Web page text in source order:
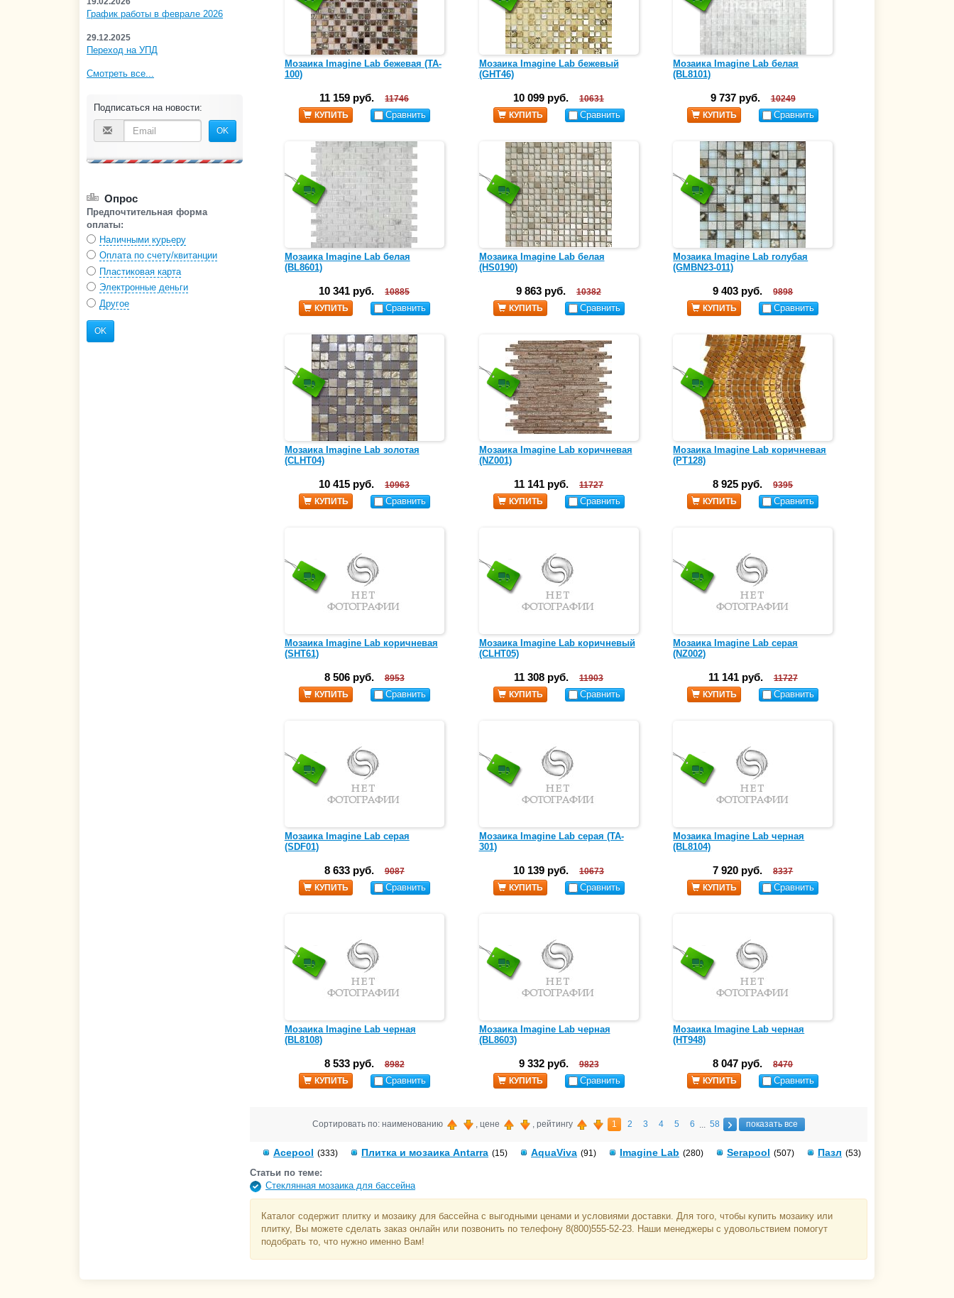
График работы в феврале 2026
29.12.2025
Переход на УПД
Смотреть все...
Подписаться на новости:
OK
Опрос
Предпочтительная форма
оплаты:
Наличными курьеру
Оплата по счету/квитанции
Пластиковая карта
Электронные деньги
Другое
OK
Мозаика Imagine Lab бежевая (TA-
100)
11 159 руб.
11746
КУПИТЬ
Сравнить
Мозаика Imagine Lab бежевый
(GHT46)
10 099 руб.
10631
КУПИТЬ
Сравнить
Мозаика Imagine Lab белая
(BL8101)
9 737 руб.
10249
КУПИТЬ
Сравнить
Мозаика Imagine Lab белая
(BL8601)
10 341 руб.
10885
КУПИТЬ
Сравнить
Мозаика Imagine Lab белая
(HS0190)
9 863 руб.
10382
КУПИТЬ
Сравнить
Мозаика Imagine Lab голубая
(GMBN23-011)
9 403 руб.
9898
КУПИТЬ
Сравнить
Мозаика Imagine Lab золотая
(CLHT04)
10 415 руб.
10963
КУПИТЬ
Сравнить
Мозаика Imagine Lab коричневая
(NZ001)
11 141 руб.
11727
КУПИТЬ
Сравнить
Мозаика Imagine Lab коричневая
(PT128)
8 925 руб.
9395
КУПИТЬ
Сравнить
Мозаика Imagine Lab коричневая
(SHT61)
8 506 руб.
8953
КУПИТЬ
Сравнить
Мозаика Imagine Lab коричневый
(CLHT05)
11 308 руб.
11903
КУПИТЬ
Сравнить
Мозаика Imagine Lab серая
(NZ002)
11 141 руб.
11727
КУПИТЬ
Сравнить
Мозаика Imagine Lab серая
(SDF01)
8 633 руб.
9087
КУПИТЬ
Сравнить
Мозаика Imagine Lab серая (TA-
301)
10 139 руб.
10673
КУПИТЬ
Сравнить
Мозаика Imagine Lab черная
(BL8104)
7 920 руб.
8337
КУПИТЬ
Сравнить
Мозаика Imagine Lab черная
(BL8108)
8 533 руб.
8982
КУПИТЬ
Сравнить
Мозаика Imagine Lab черная
(BL8603)
9 332 руб.
9823
КУПИТЬ
Сравнить
Мозаика Imagine Lab черная
(HT948)
8 047 руб.
8470
КУПИТЬ
Сравнить
Сортировать по: наименованию , цене , рейтингу 1 2 3 4 5 6 ... 58 показать все
Acepool (333) Плитка и мозаика Antarra (15) AquaViva (91) Imagine Lab (280) Serapool (507) Пазл (53)
Статьи по теме:
Cтеклянная мозаика для бассейна
Каталог содержит плитку и мозаику для бассейна с выгодными ценами и условиями доставки. Для того, чтобы купить мозаику или
плитку, Вы можете сделать заказ онлайн или позвонить по телефону 8(800)555-52-23. Наши менеджеры с удовольствием помогут
подобрать то, что нужно именно Вам!